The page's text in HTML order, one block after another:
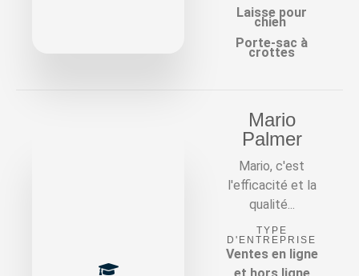
Laisse pour
chien
Porte-sac à
crottes
Mario
Palmer
Mario, c'est
l'efficacité et la
qualité...
TYPE
D'ENTREPRISE
Ventes en ligne